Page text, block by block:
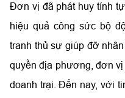
Đơn vị đã phát huy tính
hiệu quả công sức bộ
tranh thủ sự giúp đỡ
quyền địa phương, đơn
doanh trại. Đến nay, với